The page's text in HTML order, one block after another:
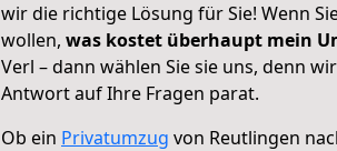
wir die richtige Lösung für Sie! Wenn
wollen, was kostet überhaupt mein
Verl – dann wählen Sie sie uns, denn
Antwort auf Ihre Fragen parat.
Ob ein Privatumzug von Reutlingen